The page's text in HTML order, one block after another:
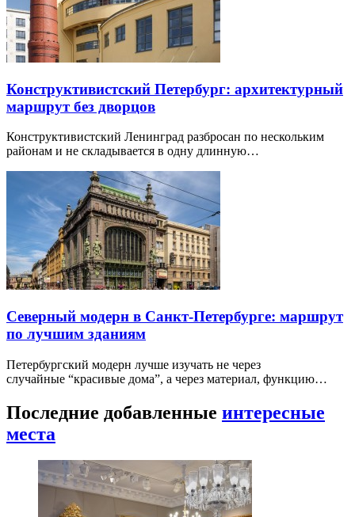
Конструктивистский Петербург: архитектурный
маршрут без дворцов
Конструктивистский Ленинград разбросан по нескольким
районам и не складывается в одну длинную…
Северный модерн в Санкт-Петербурге: маршрут
по лучшим зданиям
Петербургский модерн лучше изучать не через
случайные “красивые дома”, а через материал, функцию…
Последние добавленные интересные
места